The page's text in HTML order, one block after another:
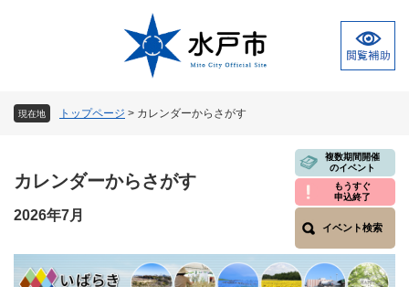
現在地 トップページ > カレンダーからさがす
文
カレンダーからさがす
複数期間開催
のイベント
もうすぐ
申込終了
イベント検索
2026年7月